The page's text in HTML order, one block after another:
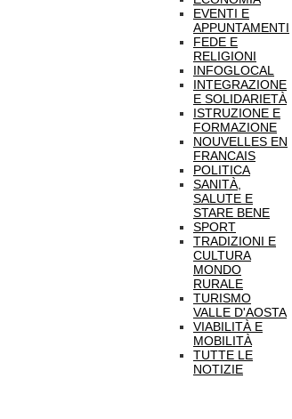
EVENTI E
APPUNTAMENTI
FEDE E
RELIGIONI
INFOGLOCAL
INTEGRAZIONE
E SOLIDARIETÀ
ISTRUZIONE E
FORMAZIONE
NOUVELLES EN
FRANCAIS
POLITICA
SANITÀ,
SALUTE E
STARE BENE
SPORT
TRADIZIONI E
CULTURA
MONDO
RURALE
TURISMO
VALLE D'AOSTA
VIABILITÀ E
MOBILITÀ
TUTTE LE
NOTIZIE